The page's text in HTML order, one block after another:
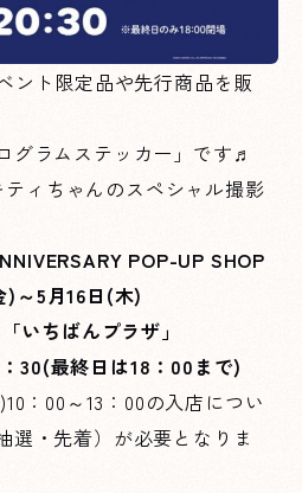
ント限定品や先行商品を販
グラムステッカー」です♬
ィちゃんのスペシャル撮影
POP-UP SHOP
～5月16日(木)
いちばんプラザ」
30(最終日は18：00まで)
：00～13：00の入店につい
選・先着）が必要となりま